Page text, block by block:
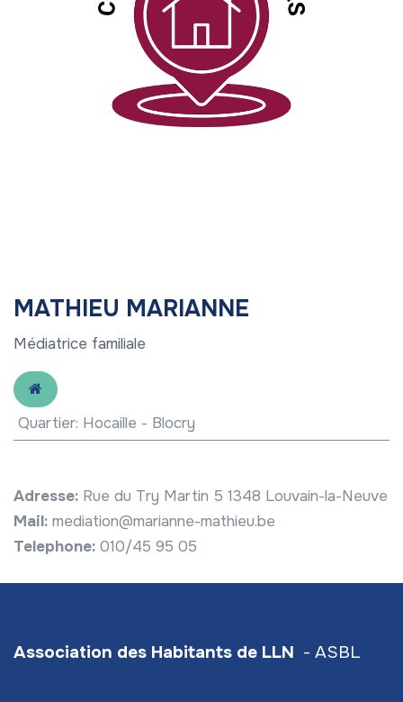
MATHIEU MARIANNE
Médiatrice familiale
Quartier: Hocaille - Blocry
Adresse: Rue du Try Martin 5 1348 Louvain-la-Neuve
Mail: mediation@marianne-mathieu.be
Telephone: 010/45 95 05
Association des Habitants de LLN - ASBL